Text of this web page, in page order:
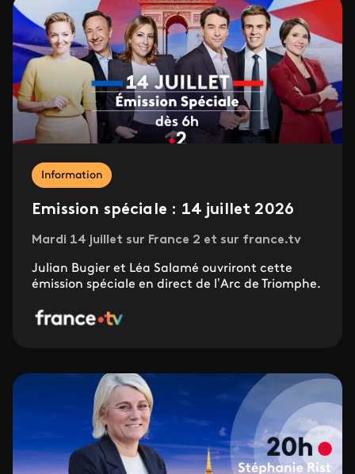
Information
Emission spéciale : 14 juillet 2026
Mardi 14 juillet sur France 2 et sur france.tv
Julian Bugier et Léa Salamé ouvriront cette
émission spéciale en direct de l’Arc de Triomphe.